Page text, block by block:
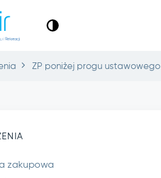
ZP poniżej progu ustawowego
zakupowa